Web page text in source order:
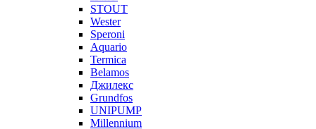
STOUT
Wester
Speroni
Aquario
Termica
Belamos
Джилекс
Grundfos
UNIPUMP
Millennium